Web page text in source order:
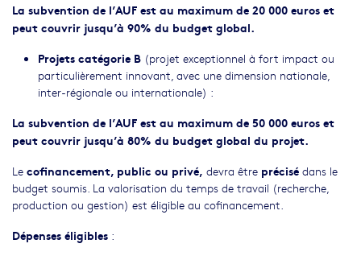
La subvention de l’AUF est au maximum de 20 000 euros et
peut couvrir jusqu’à 90% du budget global.
Projets catégorie B (projet exceptionnel à fort impact ou
particulièrement innovant, avec une dimension nationale,
inter-régionale ou internationale) :
La subvention de l’AUF est au maximum de 50 000 euros et
peut couvrir jusqu’à 80% du budget global du projet.
Le cofinancement, public ou privé, devra être précisé dans le
budget soumis. La valorisation du temps de travail (recherche,
production ou gestion) est éligible au cofinancement.
Dépenses éligibles :